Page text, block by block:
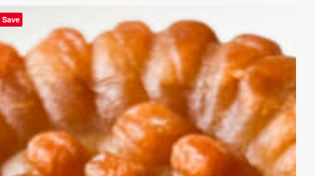
Save